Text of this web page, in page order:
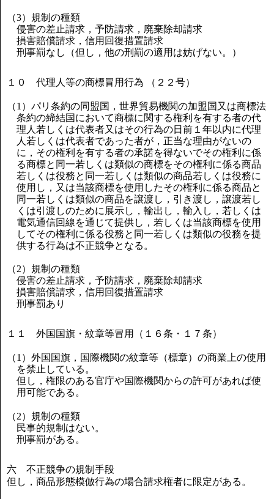
（3）規制の種類
侵害の差止請求，予防請求，廃棄除却請求
損害賠償請求，信用回復措置請求
刑事罰なし（但し，他の刑罰の適用は妨げない。）
１０ 代理人等の商標冒用行為 （２２号）
（1）パリ条約の同盟国，世界貿易機関の加盟国又は商標法
条約の締結国において商標に関する権利を有する者の代
理人若しくは代表者又はその行為の日前１年以内に代理
人若しくは代表者であった者が，正当な理由がないの
に，その権利を有する者の承諾を得ないでその権利に係
る商標と同一若しくは類似の商標をその権利に係る商品
若しくは役務と同一若しくは類似の商品若しくは役務に
使用し，又は当該商標を使用したその権利に係る商品と
同一若しくは類似の商品を譲渡し，引き渡し，譲渡若し
くは引渡しのために展示し，輸出し，輸入し，若しくは
電気通信回線を通じて提供し，若しくは当該商標を使用
してその権利に係る役務と同一若しくは類似の役務を提
供する行為は不正競争となる。
（2）規制の種類
侵害の差止請求，予防請求，廃棄除却請求
損害賠償請求，信用回復措置請求
刑事罰あり
１１ 外国国旗・紋章等冒用（１６条・１７条）
（1）外国国旗，国際機関の紋章等（標章）の商業上の使用
を禁止している。
但し，権限のある官庁や国際機関からの許可があれば使
用可能である。
（2）規制の種類
民事的規制はない。
刑事罰がある。
六 不正競争の規制手段
但し，商品形態模倣行為の場合請求権者に限定がある。